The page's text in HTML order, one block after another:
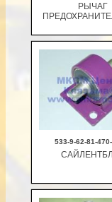
В
РЫЧАГ
В
533-9-62-81-